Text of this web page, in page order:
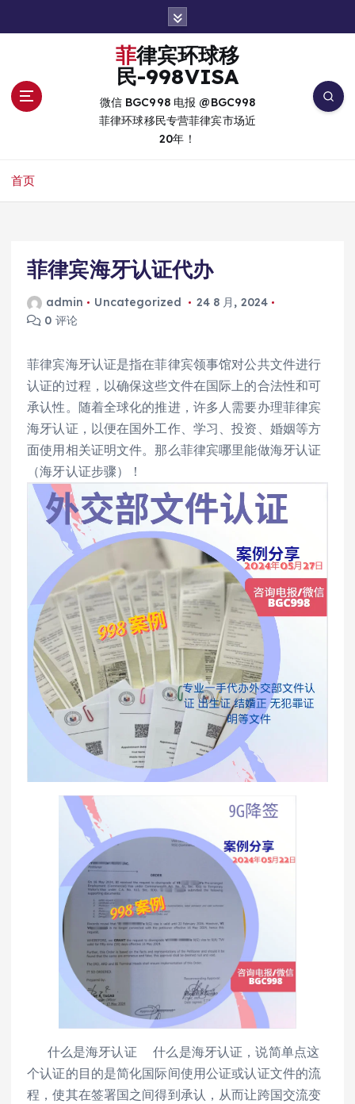
菲律宾环球移
民-998VISA
微信 BGC998 电报 @BGC998
菲律环球移民专营菲律宾市场近
20年！
首页
菲律宾海牙认证代办
admin Uncategorized
24 8 月, 2024
0 评论
菲律宾海牙认证是指在菲律宾领事馆对公共文件进行
认证的过程，以确保这些文件在国际上的合法性和可
承认性。随着全球化的推进，许多人需要办理菲律宾
海牙认证，以便在国外工作、学习、投资、婚姻等方
面使用相关证明文件。那么菲律宾哪里能做海牙认证
（海牙认证步骤）！
什么是海牙认证 什么是海牙认证，说简单点这
个认证的目的是简化国际间使用公证或认证文件的流
程，使其在签署国之间得到承认，从而让跨国交流变